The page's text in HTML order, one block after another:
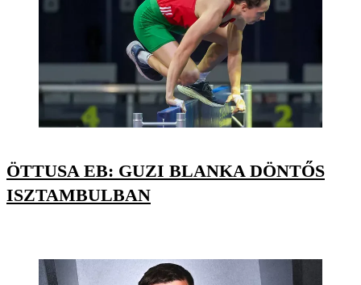
ÖTTUSA EB: GUZI BLANKA DÖNTŐS
ISZTAMBULBAN